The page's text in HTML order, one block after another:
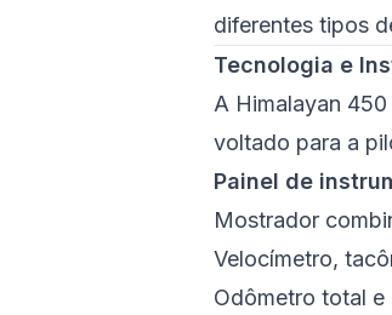
diferentes tipos
Tecnologia e
A Himalayan
voltado para a
Painel de
Mostrador
Velocímetro,
Odômetro total e